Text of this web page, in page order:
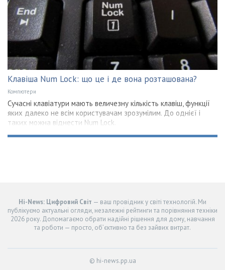
Клавіша Num Lock: що це і де вона розташована?
Компютери
Сучасні клавіатури мають величезну кількість клавіш, функції
яких далеко не всім користувачам зрозумілим. До однієї і
таких можна віднести Num Lock.
Hi-News: Цифровий Світ — ваш провідник у світі технологій. Ми
публікуємо актуальні огляди, незалежні рейтинги та порівняння техніки
2026 року. Допомагаємо обрати надійні рішення для дому, навчання
та роботи — просто, об’єктивно та без зайвих витрат.
© hi-news.pp.ua